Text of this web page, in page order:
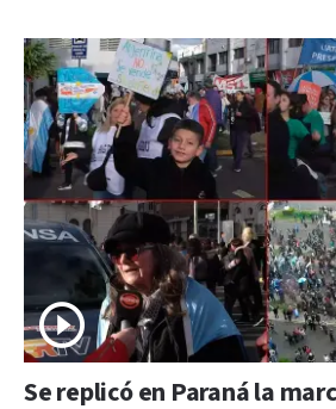
Se replicó en Paraná la